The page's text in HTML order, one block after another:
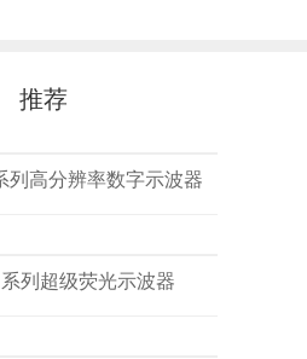
推荐
列高分辨率数字示波器
列超级荧光示波器